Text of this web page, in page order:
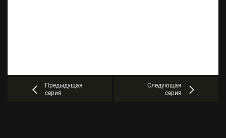
Предыдущая
серия
Следующая
серия